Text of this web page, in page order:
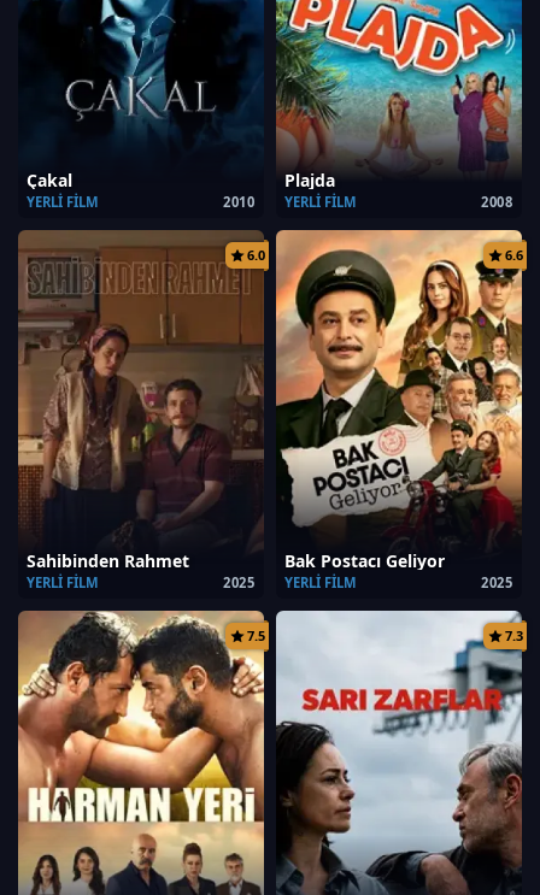
Çakal
2010
YERLI FILM
Plajda
2008
YERLI FILM
6.0
Sahibinden Rahmet
2025
YERLI FILM
6.6
Bak Postacı Geliyor
2025
YERLI FILM
7.5 7.3